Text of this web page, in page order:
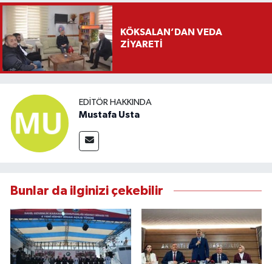
KÖKSALAN’DAN VEDA
ZİYARETİ
EDITÖR HAKKINDA
Mustafa Usta
Bunlar da ilginizi çekebilir